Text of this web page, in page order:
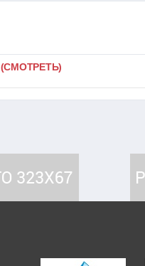
(СМОТРЕТЬ)